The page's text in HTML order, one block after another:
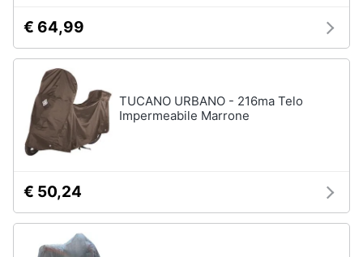
€ 64,99
TUCANO URBANO - 216ma Telo
Impermeabile Marrone
€ 50,24